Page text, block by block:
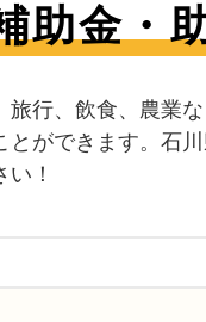
助金・
行、飲食、農業
ができます。石
！